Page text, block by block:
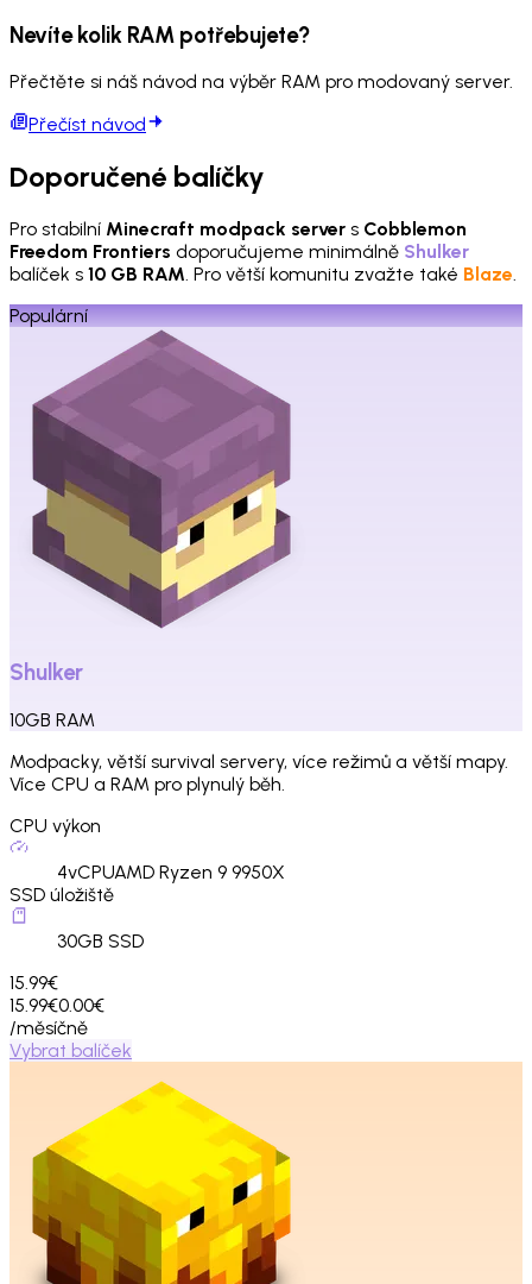
Nevíte kolik RAM potřebujete?
Přečtěte si náš návod na výběr RAM pro modovaný server.
Přečíst návod
Doporučené balíčky
Pro stabilní Minecraft modpack server s Cobblemon
Freedom Frontiers doporučujeme minimálně Shulker
balíček s 10 GB RAM. Pro větší komunitu zvažte také Blaze.
Populární
Shulker
10GB RAM
Modpacky, větší survival servery, více režimů a větší mapy.
Více CPU a RAM pro plynulý běh.
CPU výkon
4vCPUAMD Ryzen 9 9950X
SSD úložiště
30GB SSD
15.99€
15.99€0.00€
/měsíčně
Vybrat balíček